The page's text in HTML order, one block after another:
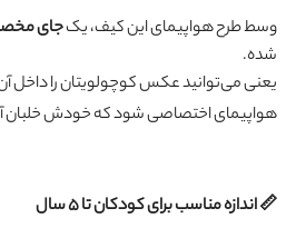
وسط طرح هواپیمای این کیف، یکجای
شده.
یعنی می‌توانید عکس کوچولویتان را داخل
هواپیمای اختصاصی شود که خودش خلبان
📏 اندازه مناسب برای کودکان تا ۵ سال